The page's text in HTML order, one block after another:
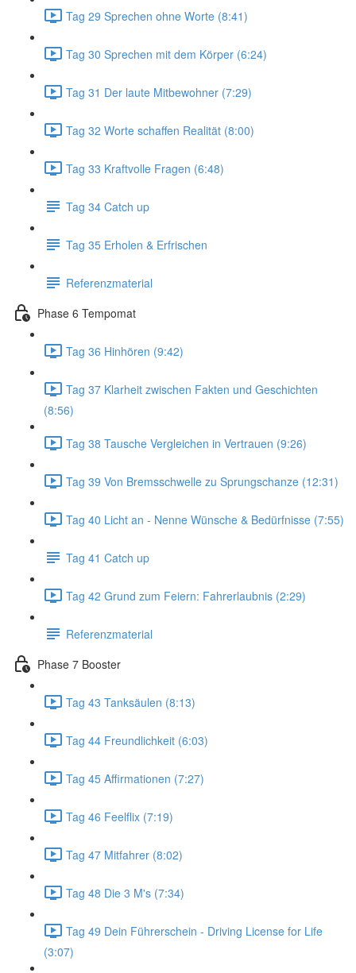
Tag 29 Sprechen ohne Worte (8:41)
Tag 30 Sprechen mit dem Körper (6:24)
Tag 31 Der laute Mitbewohner (7:29)
Tag 32 Worte schaffen Realität (8:00)
Tag 33 Kraftvolle Fragen (6:48)
Tag 34 Catch up
Tag 35 Erholen & Erfrischen
Referenzmaterial
Phase 6 Tempomat
Tag 36 Hinhören (9:42)
Tag 37 Klarheit zwischen Fakten und Geschichten
(8:56)
Tag 38 Tausche Vergleichen in Vertrauen (9:26)
Tag 39 Von Bremsschwelle zu Sprungschanze (12:31)
Tag 40 Licht an - Nenne Wünsche & Bedürfnisse (7:55)
Tag 41 Catch up
Tag 42 Grund zum Feiern: Fahrerlaubnis (2:29)
Referenzmaterial
Phase 7 Booster
Tag 43 Tanksäulen (8:13)
Tag 44 Freundlichkeit (6:03)
Tag 45 Affirmationen (7:27)
Tag 46 Feelflix (7:19)
Tag 47 Mitfahrer (8:02)
Tag 48 Die 3 M's (7:34)
Tag 49 Dein Führerschein - Driving License for Life
(3:07)